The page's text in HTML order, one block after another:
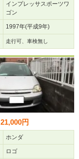
インプレッサスポーツワ
ゴン
1997年(平成9年)
走行可、車検無し
21,000円
ホンダ
ロゴ